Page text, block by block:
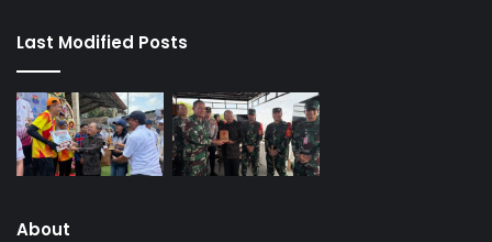
Last Modified Posts
About